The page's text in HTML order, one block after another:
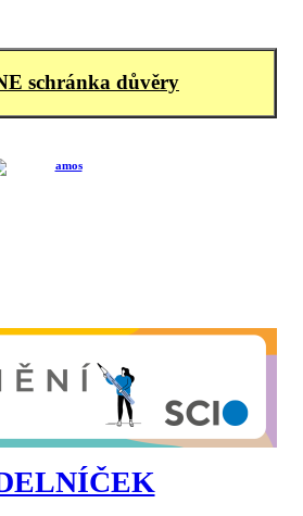
schránka důvěry